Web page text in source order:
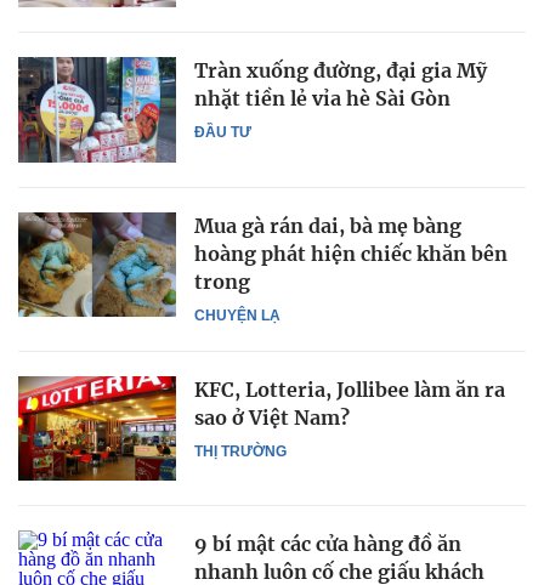
ĐẦU TƯ
Tràn xuống đường, đại gia Mỹ
nhặt tiền lẻ vỉa hè Sài Gòn
CHUYỆN LẠ
Mua gà rán dai, bà mẹ bàng
hoàng phát hiện chiếc khăn bên
trong
THỊ TRƯỜNG
KFC, Lotteria, Jollibee làm ăn ra
sao ở Việt Nam?
9 bí mật các cửa hàng đồ ăn
nhanh luôn cố che giấu khách